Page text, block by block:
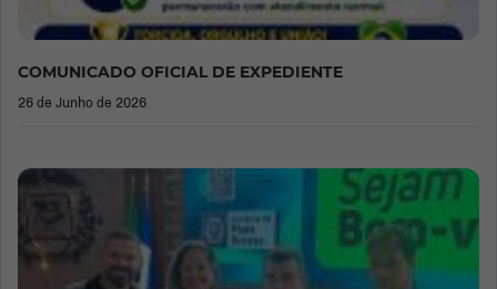
COMUNICADO OFICIAL DE EXPEDIENTE
26 de Junho de 2026